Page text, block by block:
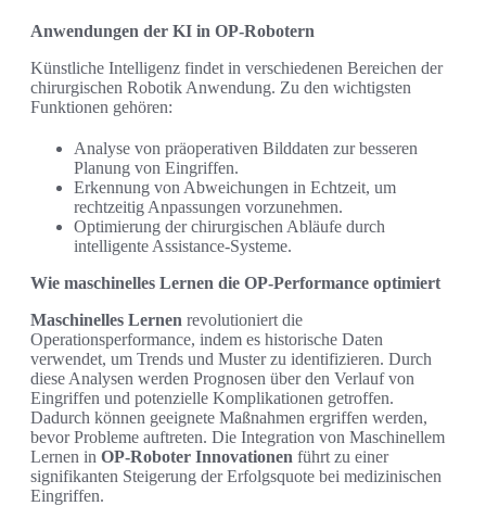
Anwendungen der KI in OP-Robotern
Künstliche Intelligenz findet in verschiedenen Bereichen der
chirurgischen Robotik Anwendung. Zu den wichtigsten
Funktionen gehören:
Analyse von präoperativen Bilddaten zur besseren
Planung von Eingriffen.
Erkennung von Abweichungen in Echtzeit, um
rechtzeitig Anpassungen vorzunehmen.
Optimierung der chirurgischen Abläufe durch
intelligente Assistance-Systeme.
Wie maschinelles Lernen die OP-Performance optimiert
Maschinelles Lernen revolutioniert die
Operationsperformance, indem es historische Daten
verwendet, um Trends und Muster zu identifizieren. Durch
diese Analysen werden Prognosen über den Verlauf von
Eingriffen und potenzielle Komplikationen getroffen.
Dadurch können geeignete Maßnahmen ergriffen werden,
bevor Probleme auftreten. Die Integration von Maschinellem
Lernen in OP-Roboter Innovationen führt zu einer
signifikanten Steigerung der Erfolgsquote bei medizinischen
Eingriffen.